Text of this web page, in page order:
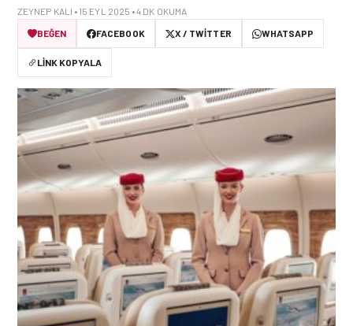
ZEYNEP KALI • 15 EYL 2025 • 4 DK OKUMA
BEĞEN
FACEBOOK X / TWITTER WHATSAPP
LINK KOPYALA